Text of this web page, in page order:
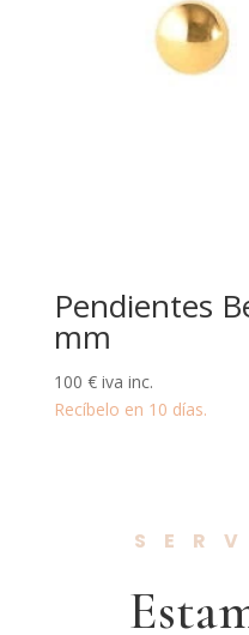
Pendientes
mm
100 € iva inc.
Recíbelo en 10 días.